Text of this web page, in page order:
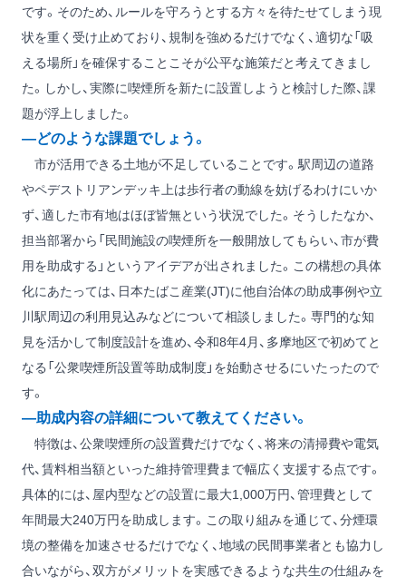
です。そのため、ルールを守ろうとする方々を待たせてしまう現
状を重く受け止めており、規制を強めるだけでなく、適切な「吸
える場所」を確保することこそが公平な施策だと考えてきまし
た。しかし、実際に喫煙所を新たに設置しようと検討した際、課
題が浮上しました。
―どのような課題でしょう。
市が活用できる土地が不足していることです。駅周辺の道路
やペデストリアンデッキ上は歩行者の動線を妨げるわけにいか
ず、適した市有地はほぼ皆無という状況でした。そうしたなか、
担当部署から「民間施設の喫煙所を一般開放してもらい、市が費
用を助成する」というアイデアが出されました。この構想の具体
化にあたっては、日本たばこ産業(JT)に他自治体の助成事例や立
川駅周辺の利用見込みなどについて相談しました。専門的な知
見を活かして制度設計を進め、令和8年4月、多摩地区で初めてと
なる「公衆喫煙所設置等助成制度」を始動させるにいたったので
す。
―助成内容の詳細について教えてください。
特徴は、公衆喫煙所の設置費だけでなく、将来の清掃費や電気
代、賃料相当額といった維持管理費まで幅広く支援する点です。
具体的には、屋内型などの設置に最大1,000万円、管理費として
年間最大240万円を助成します。この取り組みを通じて、分煙環
境の整備を加速させるだけでなく、地域の民間事業者とも協力し
合いながら、双方がメリットを実感できるような共生の仕組みを